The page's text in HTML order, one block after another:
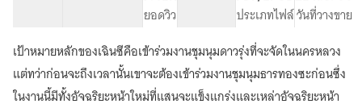
ยอดวิว ประเภทไฟล์วันที่วางขาย
เป้าหมายหลักของเฉินซีคือเข้าร่วมงานชุมนุมดาวรุ่งที่จะจัดในนครหลวง
แต่ทว่าก่อนจะถึงเวลานั้นเขาจะต้องเข้าร่วมงานชุมนุมธารทองซะก่อนซึ่ง
ในงานนี้มีทั้งอัจฉริยะหน้าใหม่ที่แสนจะแข็งแกร่งและเหล่าอัจฉริยะหน้า